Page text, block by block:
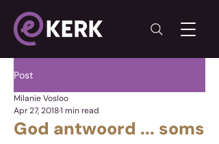
Post
God antwoord ... soms
Milanie Vosloo
Apr 27, 20181 min read